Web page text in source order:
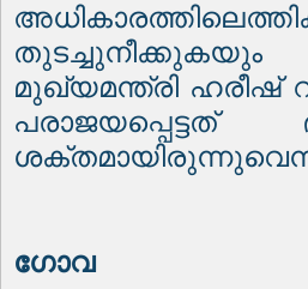
മുഖ്യമന്ത്രി ഹരീഷ്
ഗോവ